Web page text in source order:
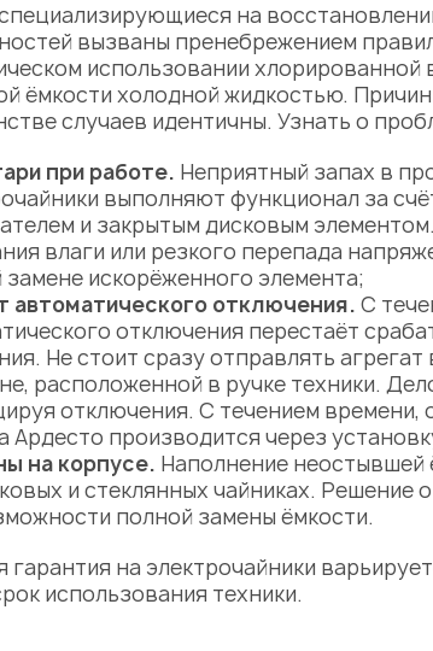
на
вызваны пренебрежением
использовании
ёмкости холодной жидкостью.
случаев идентичны. Узнать о
при работе. Неприятный запах в
выполняют функционал за
и закрытым дисковым
влаги или резкого перепада
замене искорёженного элемента;
автоматического отключения. С
отключения перестаёт
Не стоит сразу отправлять
расположенной в ручке техники.
отключения. С течением времени,
Ардесто производится через
на корпусе. Наполнение неостывшей
и стеклянных чайниках.
полной замены ёмкости.
гарантия на электрочайники
использования техники.